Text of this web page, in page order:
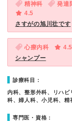
精神科 発達
4.5
さすがの旭川壮です
心療内科
4.5
シャンプー
診療科目：
内科、整形外科、リハ
科、婦人科、小児科、精
専門医・資格：